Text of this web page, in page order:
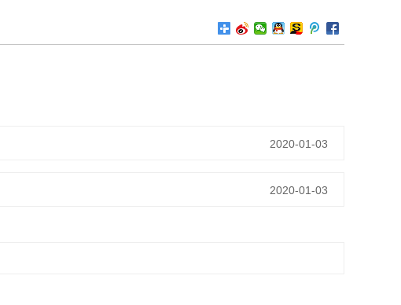
2020-01-03
2020-01-03